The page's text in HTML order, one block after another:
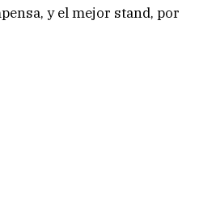
y el mejor stand, por